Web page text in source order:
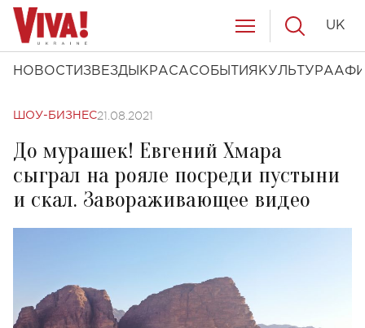
НОВОСТИ ЗВЕЗДЫ КРАСАСОБЫТИЯ КУЛЬТУРА
UK
ШОУ-БИЗНЕС21.08.2021
До мурашек! Евгений Хмара
сыграл на рояле посреди пустыни
и скал. Завораживающее видео